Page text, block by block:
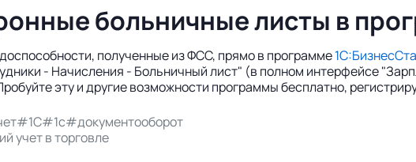
больничные листы в
полученные из ФСС, прямо в программе
- Начисления - Больничный лист" (в полном интерфейсе
эту и другие возможности программы бесплатно,
#1С#1с#документооборот
учет в торговле